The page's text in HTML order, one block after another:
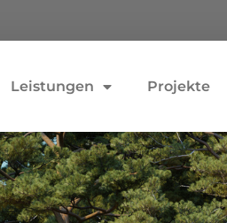
Leistungen Projekte